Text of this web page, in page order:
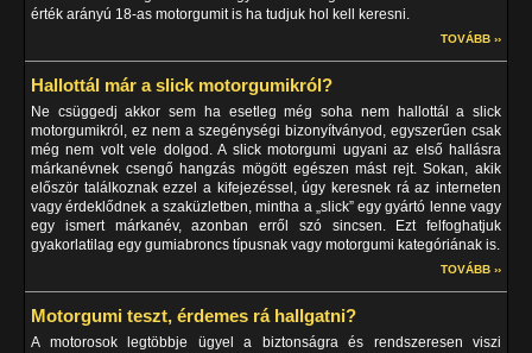
érték arányú 18-as motorgumit is ha tudjuk hol kell keresni.
TOVÁBB ››
Hallottál már a slick motorgumikról?
Ne csüggedj akkor sem ha esetleg még soha nem hallottál a slick
motorgumikról, ez nem a szegénységi bizonyítványod, egyszerűen csak
még nem volt vele dolgod. A slick motorgumi ugyani az első hallásra
márkanévnek csengő hangzás mögött egészen mást rejt. Sokan, akik
először találkoznak ezzel a kifejezéssel, úgy keresnek rá az interneten
vagy érdeklődnek a szaküzletben, mintha a „slick” egy gyártó lenne vagy
egy ismert márkanév, azonban erről szó sincsen. Ezt felfoghatjuk
gyakorlatilag egy gumiabroncs típusnak vagy motorgumi kategóriának is.
TOVÁBB ››
Motorgumi teszt, érdemes rá hallgatni?
A motorosok legtöbbje ügyel a biztonságra és rendszeresen viszi